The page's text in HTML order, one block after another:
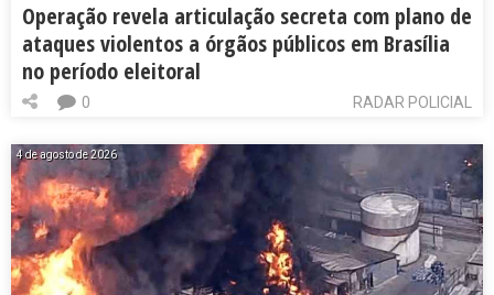
Operação revela articulação secreta com plano de
ataques violentos a órgãos públicos em Brasília
no período eleitoral
RADAR POLICIAL
0
4 de agosto de 2026